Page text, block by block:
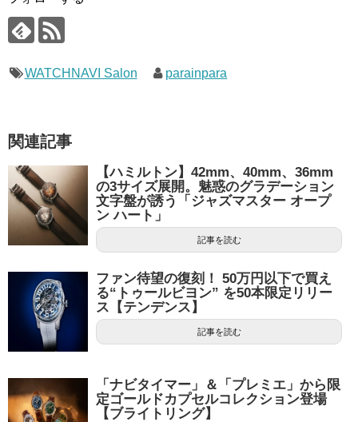
WATCHNAVI Salon parainpara
関連記事
【ハミルトン】42mm、40mm、36mm
の3サイズ展開。魅惑のグラデーション
文字盤が誘う「ジャズマスター オープ
ン ハート」
記事を読む
ファン待望の復刻！ 50万円以下で買え
る“トゥールビヨン” を50本限定リリー
ス【テンデンス】
記事を読む
「ナビタイマー」＆「プレミエ」から限
定ゴールドカプセルコレクション登場
【ブライトリング】